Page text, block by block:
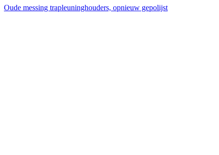
Oude messing trapleuninghouders, opnieuw gepolijst